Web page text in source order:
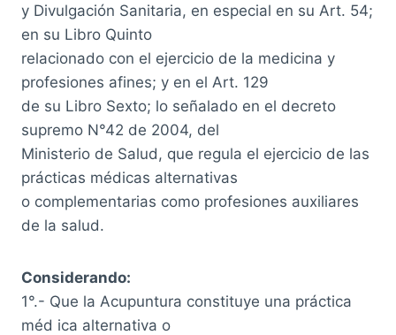
y Divulgación Sanitaria, en especial en su Art. 54;
en su Libro Quinto
relacionado con el ejercicio de la medicina y
profesiones afines; y en el Art. 129
de su Libro Sexto; lo señalado en el decreto
supremo N°42 de 2004, del
Ministerio de Salud, que regula el ejercicio de las
prácticas médicas alternativas
o complementarias como profesiones auxiliares
de la salud.
Considerando:
1°.- Que la Acupuntura constituye una práctica
méd ica alternativa o